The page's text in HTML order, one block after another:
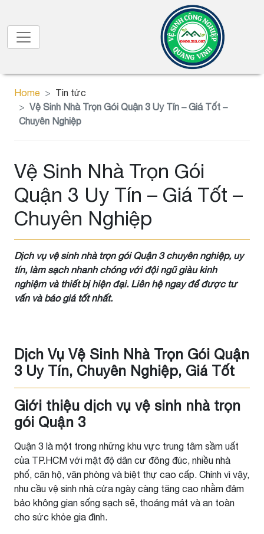
Home
Tin tức
Vệ Sinh Nhà Trọn Gói Quận 3 Uy Tín – Giá Tốt –
Chuyên Nghiệp
Vệ Sinh Nhà Trọn Gói
Quận 3 Uy Tín – Giá Tốt –
Chuyên Nghiệp
Dịch vụ vệ sinh nhà trọn gói Quận 3 chuyên nghiệp, uy
tín, làm sạch nhanh chóng với đội ngũ giàu kinh
nghiệm và thiết bị hiện đại. Liên hệ ngay để được tư
vấn và báo giá tốt nhất.
Dịch Vụ Vệ Sinh Nhà Trọn Gói Quận
3 Uy Tín, Chuyên Nghiệp, Giá Tốt
Giới thiệu dịch vụ vệ sinh nhà trọn
gói Quận 3
Quận 3 là một trong những khu vực trung tâm sầm uất
của TP.HCM với mật độ dân cư đông đúc, nhiều nhà
phố, căn hộ, văn phòng và biệt thự cao cấp. Chính vì vậy,
nhu cầu vệ sinh nhà cửa ngày càng tăng cao nhằm đảm
bảo không gian sống sạch sẽ, thoáng mát và an toàn
cho sức khỏe gia đình.